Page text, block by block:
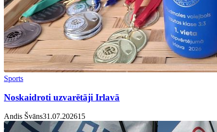
Sports
Noskaidroti uzvarētāji Irlavā
Andis Švāns31.07.20261 5